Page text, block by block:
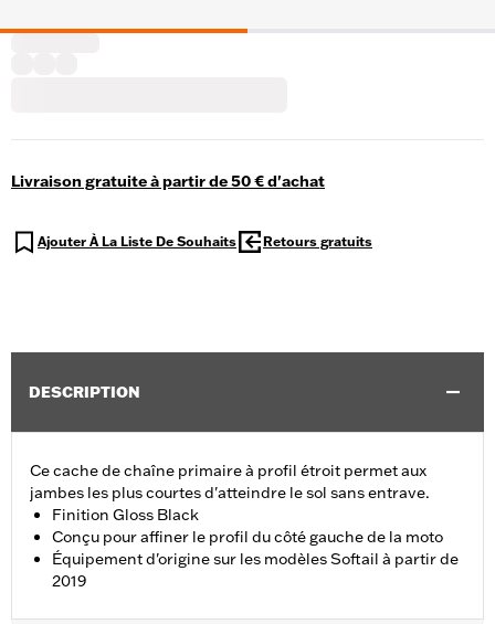
Livraison gratuite à partir de 50 € d'achat
Ajouter À La Liste De Souhaits Retours gratuits
DESCRIPTION
Ce cache de chaîne primaire à profil étroit permet aux
jambes les plus courtes d'atteindre le sol sans entrave.
Finition Gloss Black
Conçu pour affiner le profil du côté gauche de la moto
Équipement d'origine sur les modèles Softail à partir de
2019